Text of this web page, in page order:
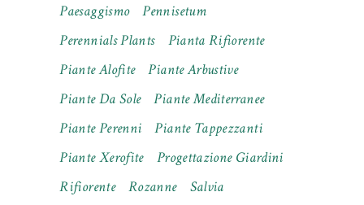
Paesaggismo
Pennisetum
Perennials Plants
Pianta Rifiorente
Piante Alofite
Piante Arbustive
Piante Da Sole
Piante Mediterranee
Piante Perenni
Piante Tappezzanti
Piante Xerofite
Progettazione Giardini
Rifiorente
Rozanne
Salvia